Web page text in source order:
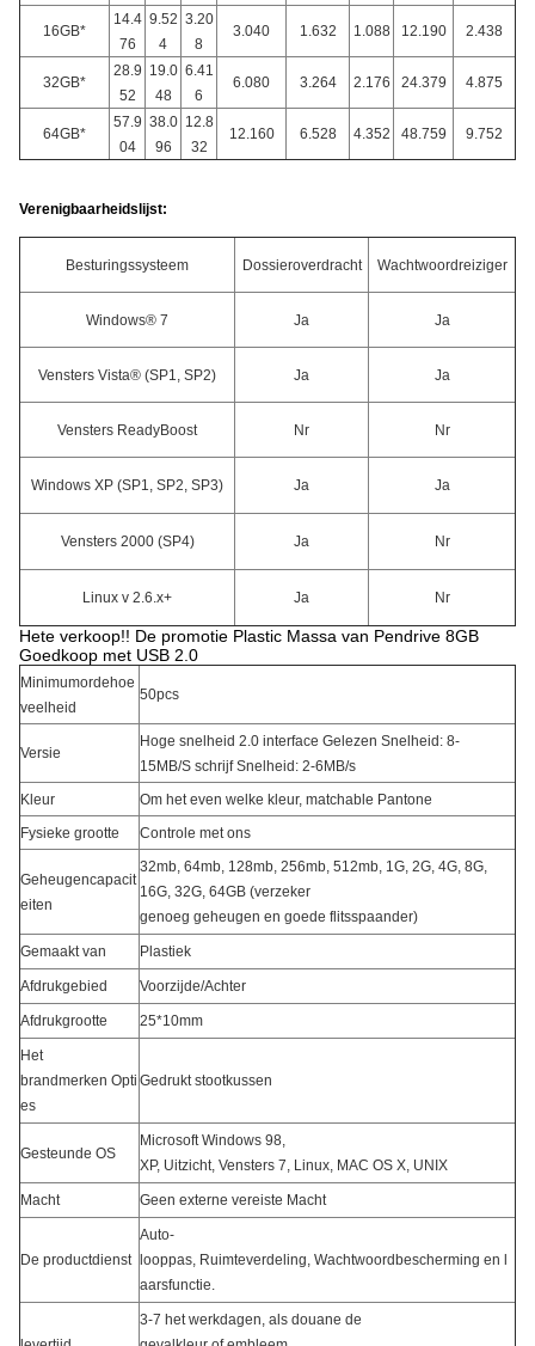
16GB*
14.4
76
9.52
4
3.20
8
3.040 1.632 1.088 12.190 2.438
32GB*
28.9
52
19.0
48
6.41
6
6.080 3.264 2.176 24.379 4.875
64GB*
57.9
04
38.0
96
12.8
32
12.160 6.528 4.352 48.759 9.752
Verenigbaarheidslijst:
Besturingssysteem Dossieroverdracht Wachtwoordreiziger
Windows® 7 Ja Ja
Vensters Vista® (SP1, SP2) Ja Ja
Vensters ReadyBoost Nr Nr
Windows XP (SP1, SP2, SP3) Ja Ja
Vensters 2000 (SP4) Ja Nr
Linux v 2.6.x+ Ja Nr
Hete verkoop!! De promotie Plastic Massa van Pendrive 8GB
Goedkoop met USB 2.0
Minimumordehoe
veelheid
50pcs
Versie
Hoge snelheid 2.0 interface Gelezen Snelheid: 8-
15MB/S schrijf Snelheid: 2-6MB/s
Kleur
Om het even welke kleur, matchable Pantone
Fysieke grootte
Controle met ons
Geheugencapacit
eiten
32mb, 64mb, 128mb, 256mb, 512mb, 1G, 2G, 4G, 8G,
16G, 32G, 64GB (verzeker
genoeg geheugen en goede flitsspaander)
Gemaakt van Plastiek
Afdrukgebied Voorzijde/Achter
Afdrukgrootte 25*10mm
Het
brandmerken Opti
es
Gedrukt stootkussen
Gesteunde OS
Microsoft Windows 98,
XP, Uitzicht, Vensters 7, Linux, MAC OS X, UNIX
Macht Geen externe vereiste Macht
De productdienst
Auto-
looppas, Ruimteverdeling, Wachtwoordbescherming en l
aarsfunctie.
3-7 het werkdagen, als douane de